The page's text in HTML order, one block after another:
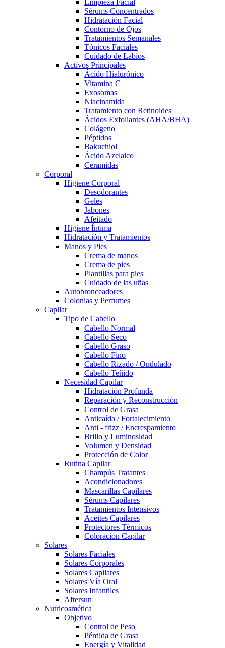
Limpieza Facial
Sérums Concentrados
Hidratación Facial
Contorno de Ojos
Tratamientos Semanales
Tónicos Faciales
Cuidado de Labios
Activos Principales
Ácido Hialurónico
Vitamina C
Exosomas
Niacinamida
Tratamiento con Retinoides
Ácidos Exfoliantes (AHA/BHA)
Colágeno
Péptidos
Bakuchiol
Ácido Azelaico
Ceramidas
Corporal
Higiene Corporal
Desodorantes
Geles
Jabones
Afeitado
Higiene Íntima
Hidratación y Tratamientos
Manos y Pies
Crema de manos
Crema de pies
Plantillas para pies
Cuidado de las uñas
Autobronceadores
Colonias y Perfumes
Capilar
Tipo de Cabello
Cabello Normal
Cabello Seco
Cabello Graso
Cabello Fino
Cabello Rizado / Ondulado
Cabello Teñido
Necesidad Capilar
Hidratación Profunda
Reparación y Reconstrucción
Control de Grasa
Anticaída / Fortalecimiento
Anti - frizz / Encrespamiento
Brillo y Luminosidad
Volumen y Densidad
Protección de Color
Rutina Capilar
Champús Tratantes
Acondicionadores
Mascarillas Capilares
Sérums Capilares
Tratamientos Intensivos
Aceites Capilares
Protectores Térmicos
Coloración Capilar
Solares
Solares Faciales
Solares Corporales
Solares Capilares
Solares Vía Oral
Solares Infantiles
Aftersun
Nutricosmética
Objetivo
Control de Peso
Pérdida de Grasa
Energía y Vitalidad